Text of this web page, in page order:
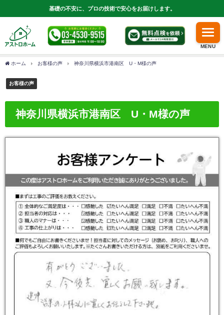
基礎の不安に、プロの技術で安心をお届けします。
MENU
ホーム お客様の声 神奈川県横浜市港南区 U・M様の声
お客様の声
神奈川県横浜市港南区 U・M様の声